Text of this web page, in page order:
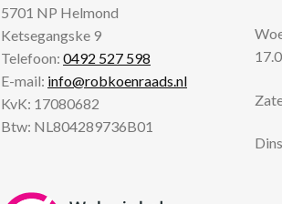
5701 NP Helmond
Ketsegangske 9
Telefoon:0492 527 598
E-mail: info@robkoenraads.nl
KvK: 17080682
Btw: NL804289736B01